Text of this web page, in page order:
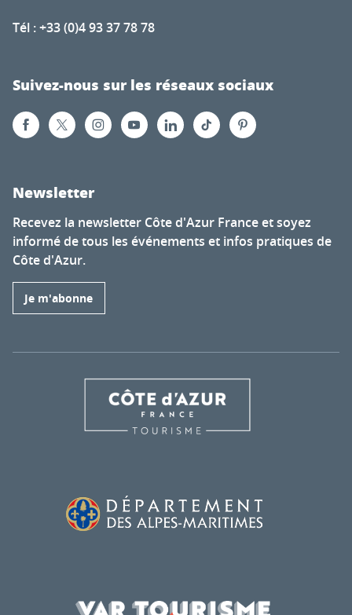
Tél : +33 (0)4 93 37 78 78
Suivez-nous sur les réseaux sociaux
Newsletter
Recevez la newsletter Côte d'Azur France et soyez
informé de tous les événements et infos pratiques de
Côte d'Azur.
Je m'abonne